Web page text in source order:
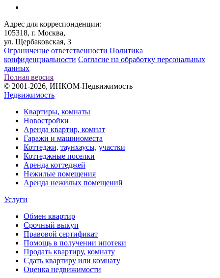
Адрес для корреспонденции:
105318, г. Москва,
ул. Щербаковская, 3
Ограничение ответственности Политика
конфиденциальности Согласие на обработку персональных
данных
Полная версия
© 2001-2026, ИНКОМ-Недвижимость
Недвижимость
Квартиры, комнаты
Новостройки
Аренда квартир, комнат
Гаражи и машиноместа
Коттеджи, таунхаусы, участки
Коттеджные поселки
Аренда коттеджей
Нежилые помещения
Аренда нежилых помещений
Услуги
Обмен квартир
Срочный выкуп
Правовой сертификат
Помощь в получении ипотеки
Продать квартиру, комнату
Сдать квартиру или комнату
Оценка недвижимости